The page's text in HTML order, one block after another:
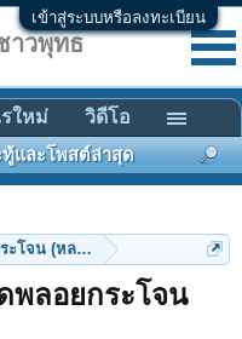
เข้าสู่ระบบหรือลงทะเบียน
โจน (หลวงปู่ดูลย์ อตุโล)
พลอยกระโจน
วพุทธ
ทู้และโพสต์ล่าสุด
ใหม่ วิดีโอ